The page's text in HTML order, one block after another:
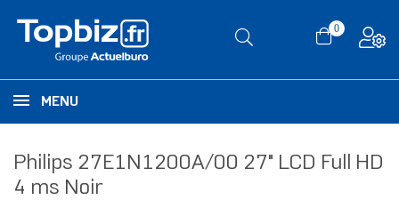
0
MENU
Philips 27E1N1200A/00 27" LCD Full HD
4 ms Noir